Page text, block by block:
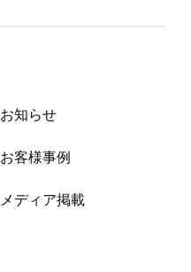
お知らせ
お客様事例
メディア掲載